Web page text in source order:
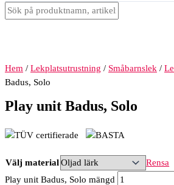
Hem / Lekplatsutrustning / Småbarnslek /
Badus, Solo
Play unit Badus, Solo
Välj material
Rensa
Play unit Badus, Solo mängd